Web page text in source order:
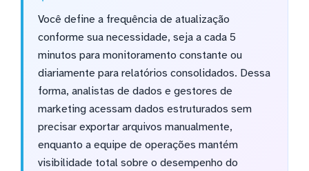
Você define a frequência de atualização
conforme sua necessidade, seja a cada 5
minutos para monitoramento constante ou
diariamente para relatórios consolidados. Dessa
forma, analistas de dados e gestores de
marketing acessam dados estruturados sem
precisar exportar arquivos manualmente,
enquanto a equipe de operações mantém
visibilidade total sobre o desempenho do